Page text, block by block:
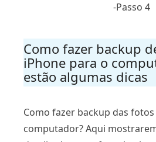
-Passo 4
Como fazer backup
iPhone para o
estão algumas dicas
Como fazer backup das
computador? Aqui